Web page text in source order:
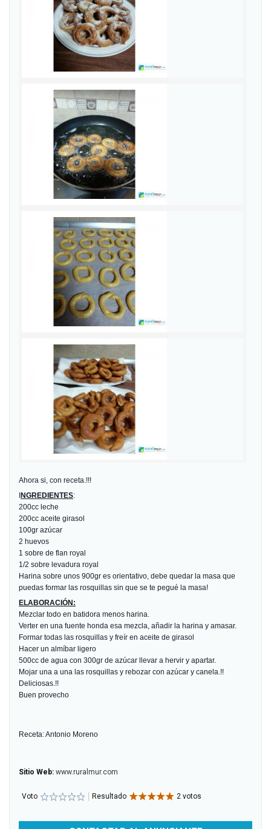
Ahora si, con receta.!!!
INGREDIENTES:
200cc leche
200cc aceite girasol
100gr azúcar
2 huevos
1 sobre de flan royal
1/2 sobre levadura royal
Harina sobre unos 900gr es orientativo, debe quedar la masa que
puedas formar las rosquillas sin que se te pegué la masa!
ELABORACIÓN:
Mezclar todo en batidora menos harina.
Verter en una fuente honda esa mezcla, añadir la harina y amasar.
Formar todas las rosquillas y freír en aceite de girasol
Hacer un almíbar ligero
500cc de agua con 300gr de azúcar llevar a hervir y apartar.
Mojar una a una las rosquillas y rebozar con azúcar y canela.!!
Deliciosas.!!
Buen provecho
Receta: Antonio Moreno
Sitio Web: www.ruralmur.com
Voto Resultado 2 votos